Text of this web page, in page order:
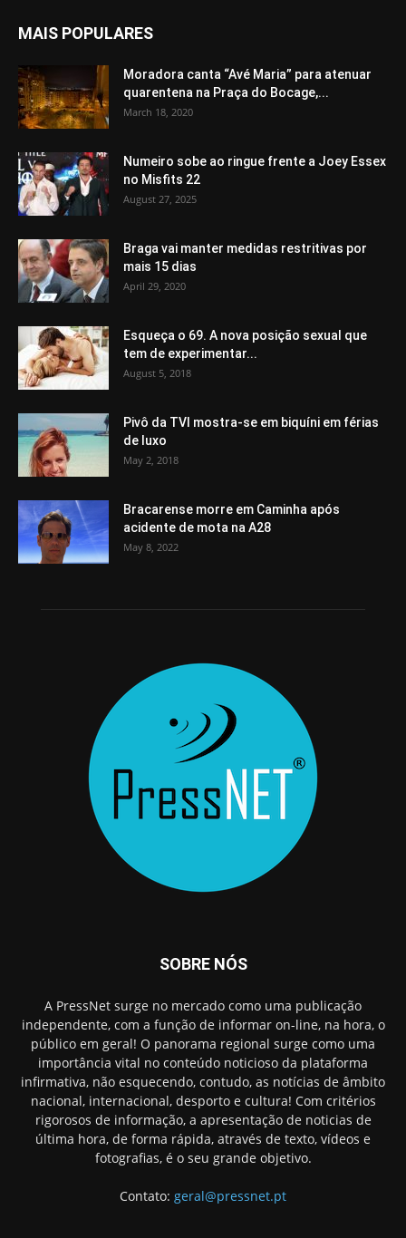
MAIS POPULARES
Moradora canta “Avé Maria” para atenuar
quarentena na Praça do Bocage,...
March 18, 2020
Numeiro sobe ao ringue frente a Joey Essex
no Misfits 22
August 27, 2025
Braga vai manter medidas restritivas por
mais 15 dias
April 29, 2020
Esqueça o 69. A nova posição sexual que
tem de experimentar...
August 5, 2018
Pivô da TVI mostra-se em biquíni em férias
de luxo
May 2, 2018
Bracarense morre em Caminha após
acidente de mota na A28
May 8, 2022
SOBRE NÓS
A PressNet surge no mercado como uma publicação
independente, com a função de informar on-line, na hora, o
público em geral! O panorama regional surge como uma
importância vital no conteúdo noticioso da plataforma
infirmativa, não esquecendo, contudo, as notícias de âmbito
nacional, internacional, desporto e cultura! Com critérios
rigorosos de informação, a apresentação de noticias de
última hora, de forma rápida, através de texto, vídeos e
fotografias, é o seu grande objetivo.
Contato: geral@pressnet.pt